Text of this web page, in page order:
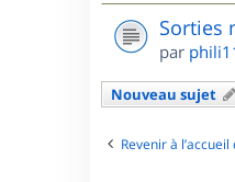
Sorties
par
Nouveau sujet
Revenir à